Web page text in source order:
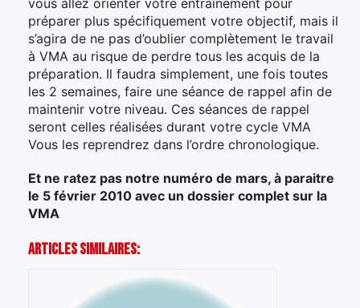
vous allez orienter votre entraînement pour
préparer plus spécifiquement votre objectif, mais il
s’agira de ne pas d’oublier complètement le travail
à VMA au risque de perdre tous les acquis de la
préparation. Il faudra simplement, une fois toutes
les 2 semaines, faire une séance de rappel afin de
maintenir votre niveau. Ces séances de rappel
seront celles réalisées durant votre cycle VMA
Vous les reprendrez dans l’ordre chronologique.
Et ne ratez pas notre numéro de mars, à paraitre
le 5 février 2010 avec un dossier complet sur la
VMA
Articles Similaires:
×
Rechercher
: